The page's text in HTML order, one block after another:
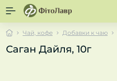
Чай, кофе Добавки к чаю
Саган Дайля, 10г